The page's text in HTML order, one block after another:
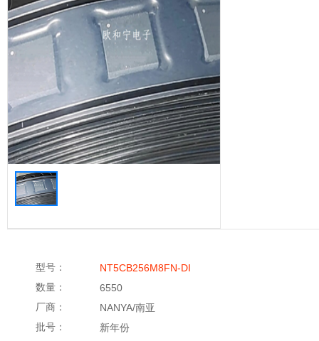
型号： NT5CB256M8FN-DI
数量： 6550
厂商： NANYA/南亚
批号： 新年份